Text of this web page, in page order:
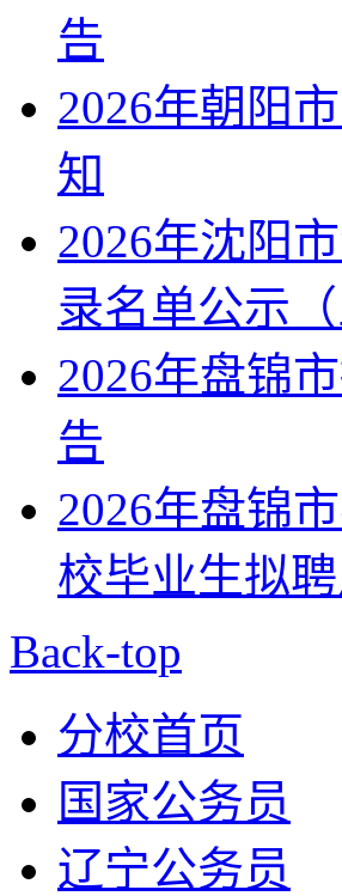
告
2026年朝阳
知
2026年沈阳
录名单公示（
2026年盘锦
告
2026年盘锦
校毕业生拟
Back-top
分校首页
国家公务员
辽宁公务员